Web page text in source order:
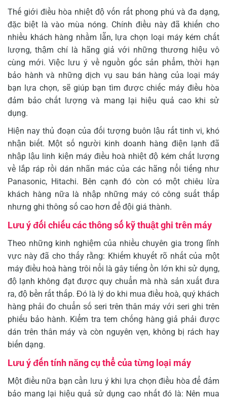
Thế giới điều hòa nhiệt độ vốn rất phong phú và đa dạng,
đặc biệt là vào mùa nóng. Chính điều này đã khiến cho
nhiều khách hàng nhầm lẫn, lựa chọn loại máy kém chất
lượng, thậm chí là hãng giả với những thương hiệu vô
cùng mới. Việc lưu ý về nguồn gốc sản phẩm, thời hạn
bảo hành và những dịch vụ sau bán hàng của loại máy
bạn lựa chọn, sẽ giúp bạn tìm được chiếc máy điều hòa
đảm bảo chất lượng và mang lại hiệu quả cao khi sử
dụng.
Hiện nay thủ đoạn của đối tượng buôn lậu rất tinh vi, khó
nhận biết. Một số người kinh doanh hàng điện lạnh đã
nhập lậu linh kiện máy điều hoà nhiệt độ kém chất lượng
về lắp ráp rồi dán nhãn mác của các hãng nổi tiếng như
Panasonic, Hitachi. Bên cạnh đó còn có một chiêu lừa
khách hàng nữa là nhập những máy có công suất thấp
nhưng ghi thông số cao hơn để đội giá thành.
Lưu ý đối chiếu các thông số kỹ thuật ghi trên máy
Theo những kinh nghiệm của nhiều chuyên gia trong lĩnh
vực này đã cho thấy rằng: Khiếm khuyết rõ nhất của một
máy điều hoà hàng trôi nổi là gây tiếng ồn lớn khi sử dụng,
độ lạnh không đạt được quy chuẩn mà nhà sản xuất đưa
ra, độ bền rất thấp. Đó là lý do khi mua điều hoà, quý khách
hàng phải đo chuẩn số seri trên thân máy với seri ghi trên
phiếu bảo hành. Kiểm tra tem chống hàng giả phải được
dán trên thân máy và còn nguyên vẹn, không bị rách hay
biến dạng.
Lưu ý đến tính năng cụ thể của từng loại máy
Một điều nữa bạn cần lưu ý khi lựa chọn điều hòa để đảm
bảo mang lại hiệu quả sử dụng cao nhất đó là: Nên mua